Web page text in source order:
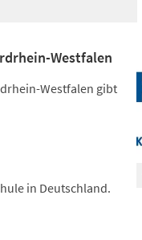
Westfalen
Westfalen gibt
in Deutschland.